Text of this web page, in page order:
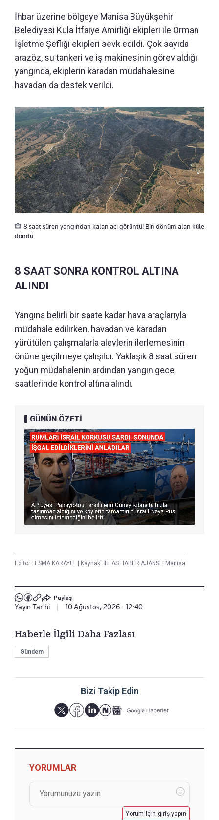
İhbar üzerine bölgeye Manisa Büyükşehir
Belediyesi Kula İtfaiye Amirliği ekipleri ile Orman
İşletme Şefliği ekipleri sevk edildi. Çok sayıda
arazöz, su tankeri ve iş makinesinin görev aldığı
yangında, ekiplerin karadan müdahalesine
havadan da destek verildi.
8 saat süren yangından kalan acı görüntü! Bin dönüm alan küle
döndü
8 SAAT SONRA KONTROL ALTINA
ALINDI
Yangına belirli bir saate kadar hava araçlarıyla
müdahale edilirken, havadan ve karadan
yürütülen çalışmalarla alevlerin ilerlemesinin
önüne geçilmeye çalışıldı. Yaklaşık 8 saat süren
yoğun müdahalenin ardından yangın gece
saatlerinde kontrol altına alındı.
GÜNÜN ÖZETİ
Editör : ESMA KARAYEL | Kaynak: İHLAS HABER AJANSI | Manisa
Paylaş
Yayın Tarihi 10 Ağustos, 2026 - 12:40
Haberle İlgili Daha Fazlası
Gündem
Bizi Takip Edin
YORUMLAR
Yorum için giriş yapın